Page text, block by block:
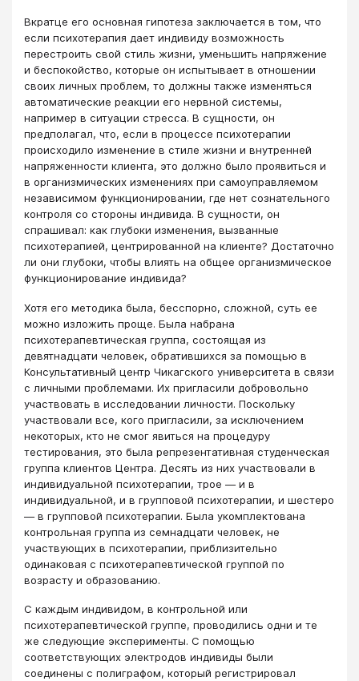
Вкратце его основная гипотеза заключается в том, что
если психотерапия дает индивиду возможность
перестроить свой стиль жизни, уменьшить напряжение
и беспокойство, которые он испытывает в отношении
своих личных проблем, то должны также изменяться
автоматические реакции его нервной системы,
например в ситуации стресса. В сущности, он
предполагал, что, если в процессе психотерапии
происходило изменение в стиле жизни и внутренней
напряженности клиента, это должно было проявиться и
в организмических изменениях при самоуправляемом
независимом функционировании, где нет сознательного
контроля со стороны индивида. В сущности, он
спрашивал: как глубоки изменения, вызванные
психотерапией, центрированной на клиенте? Достаточно
ли они глубоки, чтобы влиять на общее организмическое
функционирование индивида?
Хотя его методика была, бесспорно, сложной, суть ее
можно изложить проще. Была набрана
психотерапевтическая группа, состоящая из
девятнадцати человек, обратившихся за помощью в
Консультативный центр Чикагского университета в связи
с личными проблемами. Их пригласили добровольно
участвовать в исследовании личности. Поскольку
участвовали все, кого пригласили, за исключением
некоторых, кто не смог явиться на процедуру
тестирования, это была репрезентативная студенческая
группа клиентов Центра. Десять из них участвовали в
индивидуальной психотерапии, трое ― и в
индивидуальной, и в групповой психотерапии, и шестеро
― в групповой психотерапии. Была укомплектована
контрольная группа из семнадцати человек, не
участвующих в психотерапии, приблизительно
одинаковая с психотерапевтической группой по
возрасту и образованию.
С каждым индивидом, в контрольной или
психотерапевтической группе, проводились одни и те
же следующие эксперименты. С помощью
соответствующих электродов индивиды были
соединены с полиграфом, который регистрировал